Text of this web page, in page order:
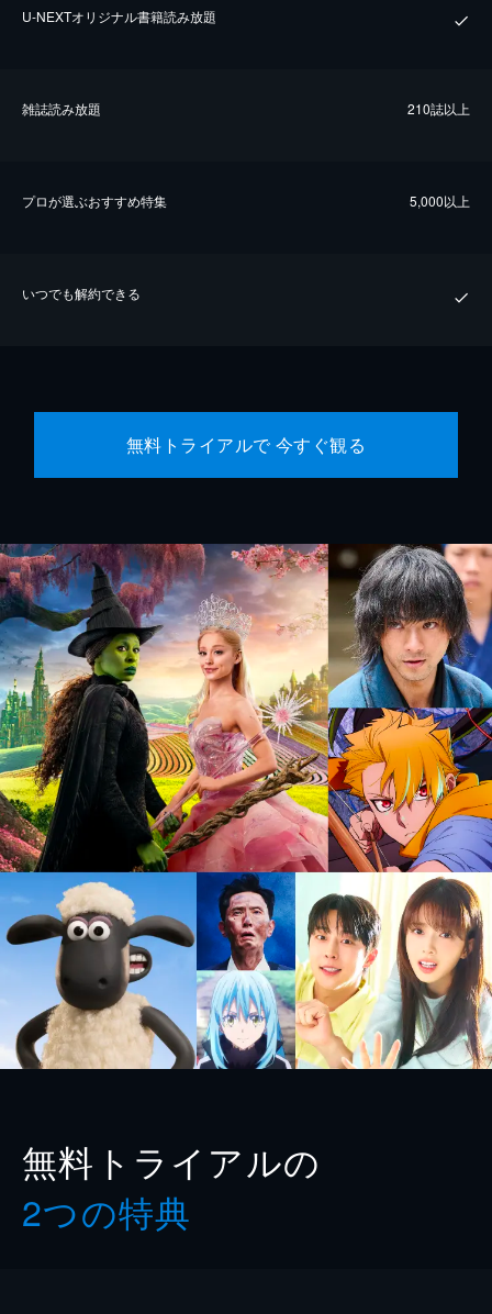
U-NEXTオリジナル書籍読み放題
雑誌読み放題 210誌以上
プロが選ぶおすすめ特集 5,000以上
いつでも解約できる
無料トライアルで 今すぐ観る
無料トライアルの
2つの特典